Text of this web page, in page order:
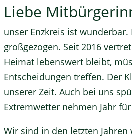
Liebe
unser Enzkreis ist
großgezogen. Seit 2016
Heimat lebenswert bleibt,
Entscheidungen treffen. Der
unserer Zeit. Auch bei uns
Extremwetter nehmen Jahr für
Wir sind in den letzten